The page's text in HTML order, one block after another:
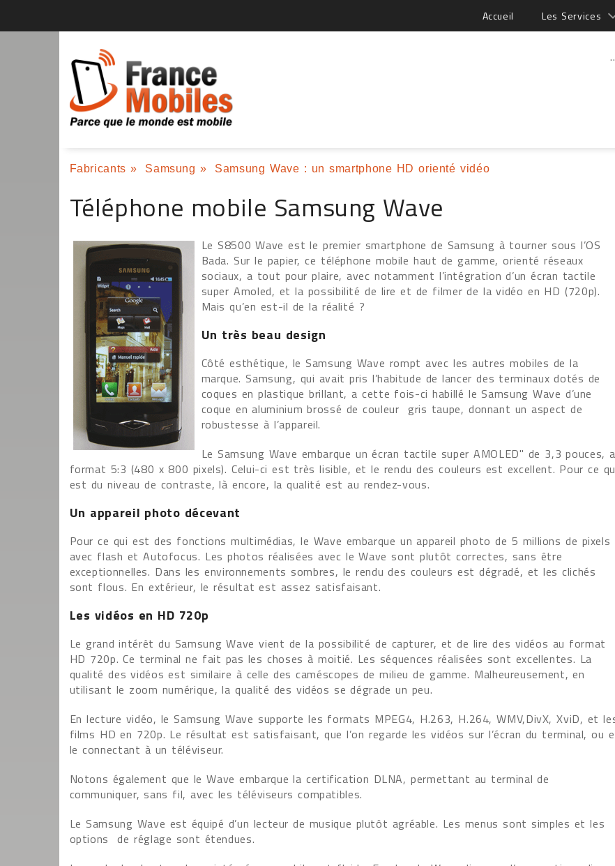
Accueil Les Services
Fabricants » Samsung » Samsung Wave : un smartphone HD orienté vidéo
Téléphone mobile Samsung Wave
Le S8500 Wave est le premier smartphone de Samsung à tourner sous l’OS
Bada. Sur le papier, ce téléphone mobile haut de gamme, orienté réseaux
sociaux, a tout pour plaire, avec notamment l’intégration d’un écran tactile
super Amoled, et la possibilité de lire et de filmer de la vidéo en HD (720p).
Mais qu’en est-il de la réalité ?
Un très beau design
Côté esthétique, le Samsung Wave rompt avec les autres mobiles de la
marque. Samsung, qui avait pris l’habitude de lancer des terminaux dotés de
coques en plastique brillant, a cette fois-ci habillé le Samsung Wave d’une
coque en aluminium brossé de couleur gris taupe, donnant un aspect de
robustesse à l’appareil.
Le Samsung Wave embarque un écran tactile super AMOLED" de 3,3 pouces,
format 5:3 (480 x 800 pixels). Celui-ci est très lisible, et le rendu des couleurs est excellent. Pour ce
est du niveau de contraste, là encore, la qualité est au rendez-vous.
Un appareil photo décevant
Pour ce qui est des fonctions multimédias, le Wave embarque un appareil photo de 5 millions de pixels
avec flash et Autofocus. Les photos réalisées avec le Wave sont plutôt correctes, sans être
exceptionnelles. Dans les environnements sombres, le rendu des couleurs est dégradé, et les clichés
sont flous. En extérieur, le résultat est assez satisfaisant.
Les vidéos en HD 720p
Le grand intérêt du Samsung Wave vient de la possibilité de capturer, et de lire des vidéos au format
HD 720p. Ce terminal ne fait pas les choses à moitié. Les séquences réalisées sont excellentes. La
qualité des vidéos est similaire à celle des caméscopes de milieu de gamme. Malheureusement, en
utilisant le zoom numérique, la qualité des vidéos se dégrade un peu.
En lecture vidéo, le Samsung Wave supporte les formats MPEG4, H.263, H.264, WMV,DivX, XviD, et
films HD en 720p. Le résultat est satisfaisant, que l’on regarde les vidéos sur l’écran du terminal, ou
le connectant à un téléviseur.
Notons également que le Wave embarque la certification DLNA, permettant au terminal de
communiquer, sans fil, avec les téléviseurs compatibles.
Le Samsung Wave est équipé d’un lecteur de musique plutôt agréable. Les menus sont simples et les
options de réglage sont étendues.